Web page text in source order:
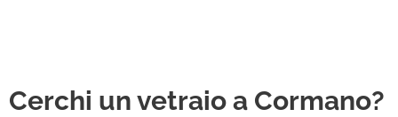
Cerchi un vetraio a Cormano?